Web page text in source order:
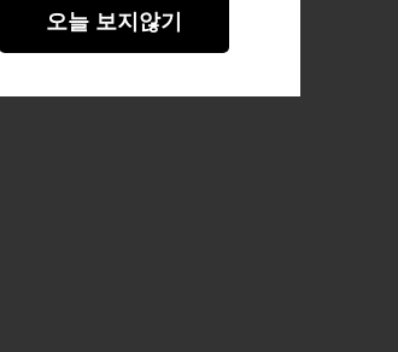
오늘 보지않기